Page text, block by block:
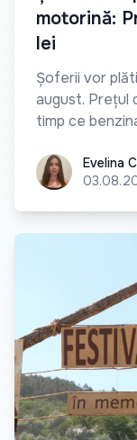
motorină:
lei
Șoferii vor
august. Prețul
timp ce
Evelina Curca
Evelina